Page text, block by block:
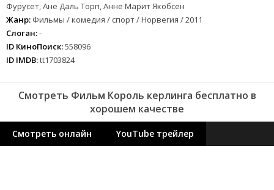
Фурусет, Ане Даль Торп, Анне Марит Якобсен
Жанр: Фильмы / комедия / спорт / Норвегия / 2011
Слоган:-
ID КиноПоиск:558096
ID IMDB:tt1703824
Смотреть Фильм Король керлинга бесплатно в
хорошем качестве
Смотреть онлайн YouTube трейлер